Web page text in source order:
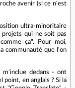
avenir (si ce n'est
ultra-minoritaire
qui ne soit pas
ça". Pour moi,
communauté que l'on
m'inclue dedans - ont
point, en anglais ? Si la